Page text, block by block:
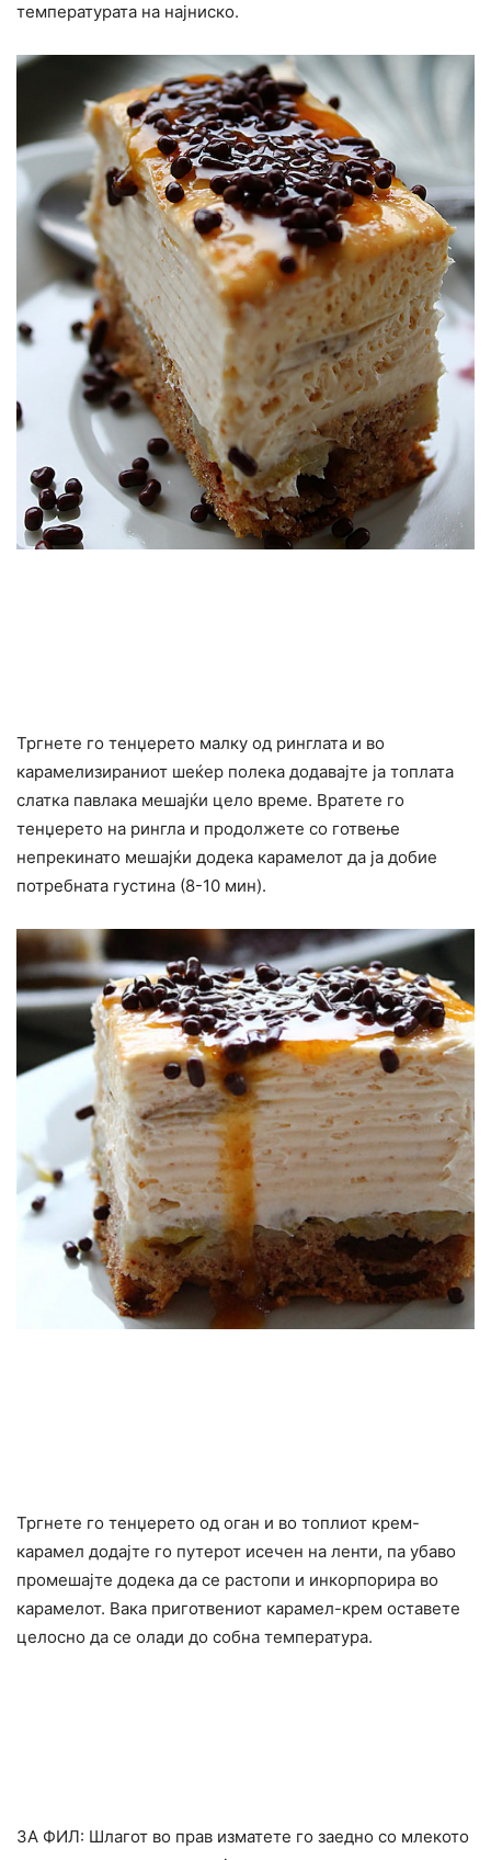
температурата на најниско.
Тргнете го тенџерето малку од ринглата и во
карамелизираниот шеќер полека додавајте ја топлата
слатка павлака мешајќи цело време. Вратете го
тенџерето на рингла и продолжете со готвење
непрекинато мешајќи додека карамелот да ја добие
потребната густина (8-10 мин).
Тргнете го тенџерето од оган и во топлиот крем-
карамел додајте го путерот исечен на ленти, па убаво
промешајте додека да се растопи и инкорпорира во
карамелот. Вака приготвениот карамел-крем оставете
целосно да се олади до собна температура.
ЗА ФИЛ: Шлагот во прав изматете го заедно со млекото